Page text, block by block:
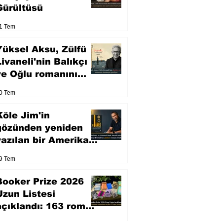
Tem
Aksu, Zülfü
Balıkçı
Oğlu romanını
Tem
Jim'in
yeniden
bir Amerikan
Tem
Prize 2026
Listesi
163 roman